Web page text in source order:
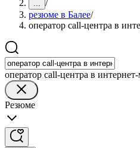
... /
резюме в Балее/
оператор call-центра в
оператор call-центра в интернет-
Резюме